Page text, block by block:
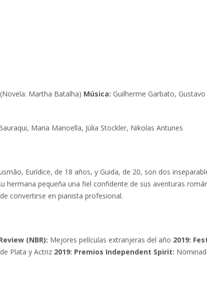
Martha Batalha) Música: Guilherme Garbato,
Maria Manoella, Júlia Stockler, Nikolas Antunes
Eurídice, de 18 años, y Guida, de 20, son dos
hermana pequeña una fiel confidente de sus aventuras
convertirse en pianista profesional.
(NBR): Mejores películas extranjeras del año 2019:
Plata y Actriz 2019: Premios Independent Spirit: